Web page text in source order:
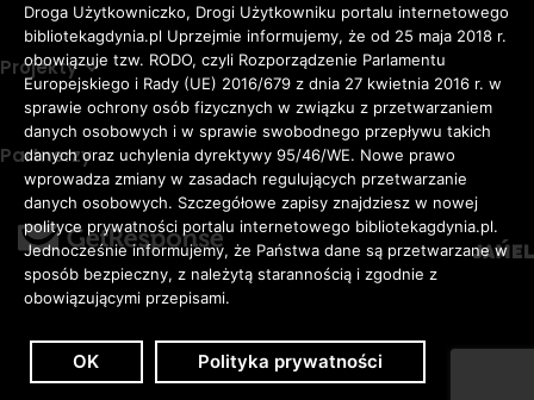
Zaloguj Dostępność
Rozmiar
czcionki
Adomyślna czcionka
Awiększa czcionka
Aduża czcionka
KONTRAST:
ZWIĘKSZ
ODSTĘPY
W
Projekty
Partnerzy
Droga Użytkowniczko, Drogi Użytkowniku portalu internetowego
bibliotekagdynia.pl Uprzejmie informujemy, że od 25 maja 2018 r.
obowiązuje tzw. RODO, czyli Rozporządzenie Parlamentu
Europejskiego i Rady (UE) 2016/679 z dnia 27 kwietnia 2016 r. w
sprawie ochrony osób fizycznych w związku z przetwarzaniem
danych osobowych i w sprawie swobodnego przepływu takich
danych oraz uchylenia dyrektywy 95/46/WE. Nowe prawo
wprowadza zmiany w zasadach regulujących przetwarzanie
danych osobowych. Szczegółowe zapisy znajdziesz w nowej
polityce prywatności portalu internetowego bibliotekagdynia.pl.
Jednocześnie informujemy, że Państwa dane są przetwarzane w
sposób bezpieczny, z należytą starannością i zgodnie z
obowiązującymi przepisami.
OK Polityka prywatności